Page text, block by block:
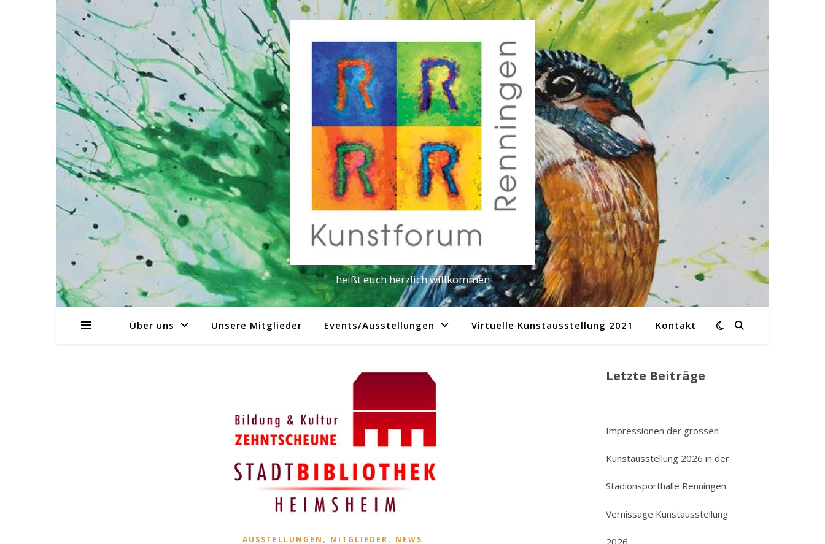
heißt euch herzlich willkommen
Über uns Unsere Mitglieder Events/Ausstellungen Virtuelle Kunstausstellung 2021 Kontakt
AUSSTELLUNGEN , MITGLIEDER, NEWS
Letzte Beiträge
Impressionen der grossen
Kunstausstellung 2026 in der
Stadionsporthalle Renningen
Vernissage Kunstausstellung
2026